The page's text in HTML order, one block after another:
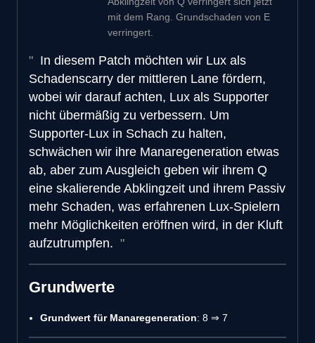
mit dem Rang. Grundschaden von E
verringert.
In diesem Patch möchten wir Lux als
Schadenscarry der mittleren Lane fördern,
wobei wir darauf achten, Lux als Supporter
nicht übermäßig zu verbessern. Um
Supporter-Lux in Schach zu halten,
schwächen wir ihre Manaregeneration etwas
ab, aber zum Ausgleich geben wir ihrem Q
eine skalierende Abklingzeit und ihrem Passiv
mehr Schaden, was erfahrenen Lux-Spielern
mehr Möglichkeiten eröffnen wird, in der Kluft
aufzutrumpfen.
Grundwerte
Grundwert für Manaregeneration: 8 ⇒ 7